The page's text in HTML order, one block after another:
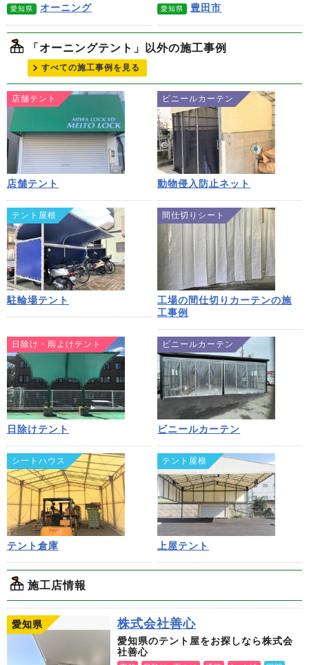
愛知県 オーニング 愛知県 豊田市
「オーニングテント」以外の施工事例
すべての施工事例を見る
店舗テント
店舗テント
ビニールカーテン
動物侵入防止ネット
テント屋根
駐輪場テント
間仕切りシート
工場の間仕切りカーテンの施
工事例
日除け・雨よけテント
日除けテント
ビニールカーテン
ビニールカーテン
シートハウス
テント倉庫
テント屋根
上屋テント
施工店情報
愛知県 株式会社善心
愛知県のテント屋をお探しなら株式会
社善心